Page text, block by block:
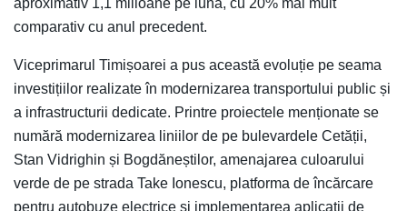
comparativ cu anul precedent.
Viceprimarul Timișoarei a pus această evoluție pe seama
investițiilor realizate în modernizarea transportului public și
a infrastructurii dedicate. Printre proiectele menționate se
numără modernizarea liniilor de pe bulevardele Cetății,
Stan Vidrighin și Bogdăneștilor, amenajarea culoarului
verde de pe strada Take Ionescu, platforma de încărcare
pentru autobuze electrice și implementarea aplicații de